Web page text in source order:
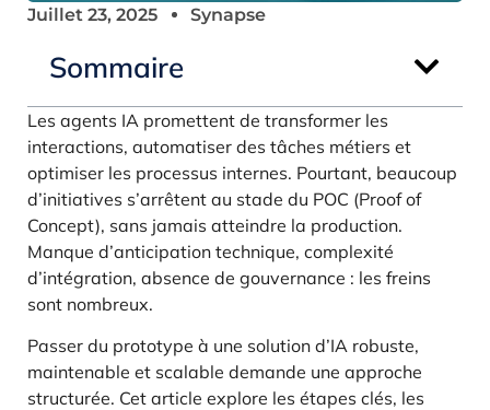
Juillet 23, 2025 Synapse
Sommaire
Les agents IA promettent de transformer les
interactions, automatiser des tâches métiers et
optimiser les processus internes. Pourtant, beaucoup
d’initiatives s’arrêtent au stade du POC (Proof of
Concept), sans jamais atteindre la production.
Manque d’anticipation technique, complexité
d’intégration, absence de gouvernance : les freins
sont nombreux.
Passer du prototype à une solution d’IA robuste,
maintenable et scalable demande une approche
structurée. Cet article explore les étapes clés, les